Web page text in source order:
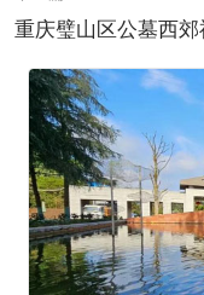
重庆璧山区公墓西